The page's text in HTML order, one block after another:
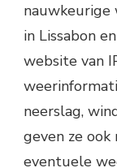
nauwkeurige
in Lissabon
website van
neerslag,
geven ze
eventuele